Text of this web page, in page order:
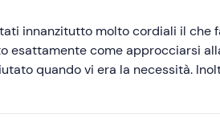
innanzitutto molto cordiali il
esattamente come approcciarsi
quando vi era la necessità.
abbiamo fatto dei video